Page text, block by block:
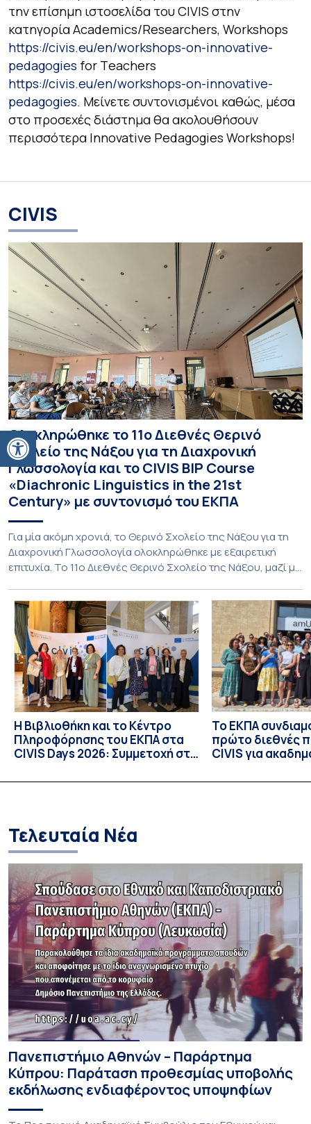
Ανοίξτε τη γραμμή εργαλείων
την επίσημη ιστοσελίδα του CIVIS στην
κατηγορία Academics/Researchers, Workshops
https://civis.eu/en/workshops-on-innovative-
pedagogies for Τeachers
https://civis.eu/en/workshops-on-innovative-
pedagogies. Μείνετε συντονισμένοι καθώς, μέσα
στο προσεχές διάστημα θα ακολουθήσουν
περισσότερα Innovative Pedagogies Workshops!
CIVIS
Ολοκληρώθηκε το 11ο Διεθνές Θερινό
Σχολείο της Νάξου για τη Διαχρονική
Γλωσσολογία και το CIVIS BIP Course
«Diachronic Linguistics in the 21st
Century» με συντονισμό του ΕΚΠΑ
Για μία ακόμη χρονιά, το Θερινό Σχολείο της Νάξου για τη
Διαχρονική Γλωσσολογία ολοκληρώθηκε με εξαιρετική
επιτυχία. Το 11ο Διεθνές Θερινό Σχολείο της Νάξου, μαζί με
Linguistics in the 21st Century», διεξήχθη από τις 19 έως τις
25 Ιουλίου 2026 στο ιστορικό κτίριο της πρώην σχολής […]
Η Βιβλιοθήκη και το Κέντρο
Πληροφόρησης του ΕΚΠΑ στα
CIVIS Days 2026: Συμμετοχή στη
των ακαδημαϊκών βιβλιοθηκών
Το ΕΚΠΑ
πρώτο διεθνές
CIVIS για
Τελευταία Νέα
Πανεπιστήμιο Αθηνών – Παράρτημα
Κύπρου: Παράταση προθεσμίας υποβολής
εκδήλωσης ενδιαφέροντος υποψηφίων